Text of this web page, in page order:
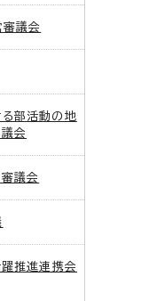
審議会
部活動の地
会
議会
推進連携会